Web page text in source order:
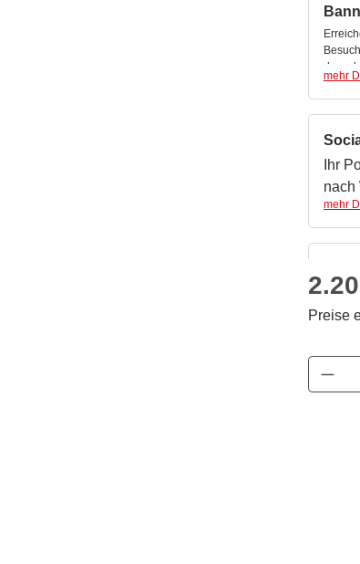
dass
mehr
Ihr
nach
mehr
Heben
Liste in
Preise